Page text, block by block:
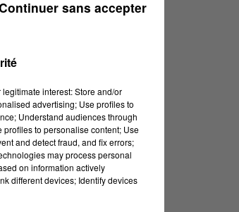
interest: Store and/or
advertising; Use profiles to
Understand audiences through
to personalise content; Use
and detect fraud, and fix errors;
may process personal
on information actively
different devices; Identify devices
sans accepter